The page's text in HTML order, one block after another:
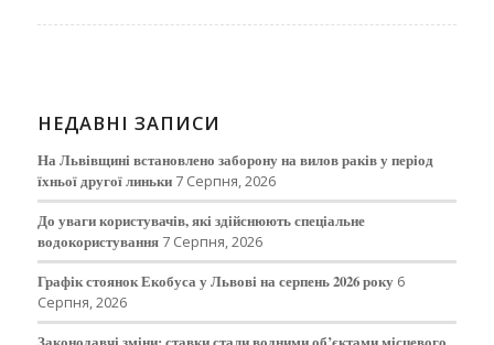
НЕДАВНІ ЗАПИСИ
На Львівщині встановлено заборону на вилов раків у період
їхньої другої линьки 7 Серпня, 2026
До уваги користувачів, які здійснюють спеціальне
водокористування 7 Серпня, 2026
Графік стоянок Екобуса у Львові на серпень 2026 року 6
Серпня, 2026